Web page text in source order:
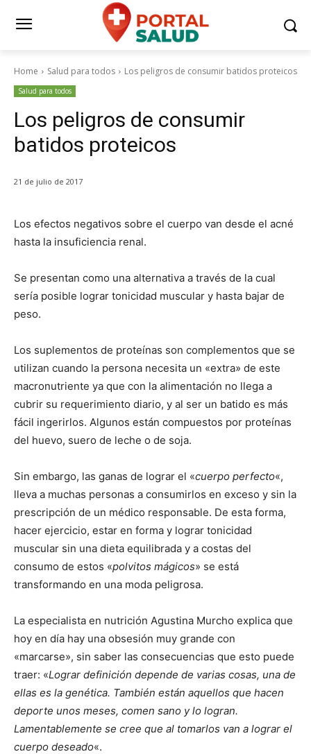
Home Salud para todos Los peligros de consumir batidos proteicos
Salud para todos
Los peligros de consumir
batidos proteicos
21 de julio de 2017
Los efectos negativos sobre el cuerpo van desde el acné
hasta la insuficiencia renal.
Se presentan como una alternativa a través de la cual
sería posible lograr tonicidad muscular y hasta bajar de
peso.
Los suplementos de proteínas son complementos que se
utilizan cuando la persona necesita un «extra» de este
macronutriente ya que con la alimentación no llega a
cubrir su requerimiento diario, y al ser un batido es más
fácil ingerirlos. Algunos están compuestos por proteínas
del huevo, suero de leche o de soja.
Sin embargo, las ganas de lograr el «cuerpo perfecto«,
lleva a muchas personas a consumirlos en exceso y sin la
prescripción de un médico responsable. De esta forma,
hacer ejercicio, estar en forma y lograr tonicidad
muscular sin una dieta equilibrada y a costas del
consumo de estos «polvitos mágicos» se está
transformando en una moda peligrosa.
La especialista en nutrición Agustina Murcho explica que
hoy en día hay una obsesión muy grande con
«marcarse», sin saber las consecuencias que esto puede
traer: «Lograr definición depende de varias cosas, una de
ellas es la genética. También están aquellos que hacen
deporte unos meses, comen sano y lo logran.
Lamentablemente se cree que al tomarlos van a lograr el
cuerpo deseado«.